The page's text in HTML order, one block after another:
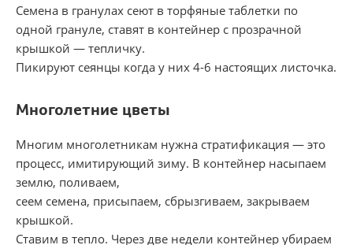
Семена в гранулах сеют в торфяные таблетки по
одной грануле, ставят в контейнер с прозрачной
крышкой — тепличку.
Пикируют сеянцы когда у них 4-6 настоящих листочка.
Многолетние цветы
Многим многолетникам нужна стратификация — это
процесс, имитирующий зиму. В контейнер насыпаем
землю, поливаем,
сеем семена, присыпаем, сбрызгиваем, закрываем
крышкой.
Ставим в тепло. Через две недели контейнер убираем